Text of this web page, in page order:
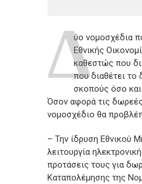
Δύο νομοσχέδια
Εθνικής
καθεστώς που
που διαθέτει το
σκοπούς όσο και
Όσον αφορά τις δωρεές
νομοσχέδιο θα
– Την ίδρυση Εθνικού
λειτουργία
προτάσεις τους για
Καταπολέμησης της